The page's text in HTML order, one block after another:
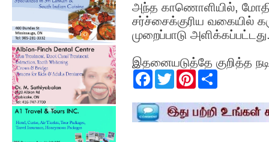
அந்த காணொளியில்,
சர்ச்சைக்குரிய வகையில்
முறைப்பாடு
இதனையடுத்தே குறித்த
F
e
b
o
T
w
t
t
e
P
t
e
r
r
e